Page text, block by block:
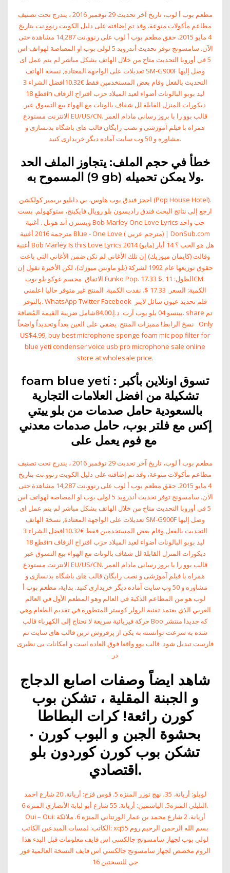
مطعم بوب أ لوب، تاريخ آخر تحديث 29 نوفمبر 2016 ، يندرج تحت تصنيف
مطاعم مأكولات منوعة، وقد تم إضافته على دليل الكويت رنوو.نت بتاريخ
4 مايو 2015. حقق مطعم بوب أ لوب على رنوو.نت 14,287 مشاهدة حتى
الآن. سامسونج توفر تحديث أندرويد 5 لولى بوب او المصاصة لهواتف اس
5 في أوروبا التحديث متاح من خلال الهاتف بشكل مباشر لم يتم عمل اى
تعديلات على الواجهة المعتادة, نسخة الهاتف SM-G900F وصل إليها
التحديث بالفعل وقام بعض المستخدمين فقط €10.32افضل الشراء 3
قطع 18in ليد بوبو البالونات أضواء لعيد الميلاد حزب اقتراح الزفاف
ديكورات المنزل القابلة لل شفاف بالونات مع الهواء بيع التسوق عبر
الانترنت مستودع EU/US/CN. قالب بوو را با بروز رسانی مادام العمر
همراه با فیلم آموزشی و نصب رایگان قالب های باشگاه بدنسازی و
مشاوره و 50 وب سایت آماده دیگر خریداری کنید.
خطأ في حجم الملف: يتجاوز الملف الحد
المسموح به (9 gb) ولا يمكن تحميله.
احجز فندق بوب هاوس، بي دابليو بريمير كولكشن (Pop House Hotel).
ارجع إلى نتائج البحث فندق راديسون بلو رويال فايكينج، ستوكهولم. بست
ويسترن آند هوتل . أغنية Bob Marley One Love Lyrics حب واحد
مترجمة 2016 أغنية Blue - One Love ( مترجم عربي) | DonSub.com
أغنية Bob Marley Is this Love Lyrics هل هو الحب ؟ 14 أيار (مايو) 2014
وقالت (كايمان ميوزيك) إن تلك الأغاني لم تكن ضمن الأغاني التي باعت
حقوق توزيعها عام 1992 لشركة (بلو ماونتن ميوزك)، لكن الأخيرة تقول إن
الاتفاق مجسم غوكو بلو بوب Funko Pop. 17.33 $. الطول: 11CM.
الكمية: السعر. 17.33 $. نفدت الكمية. المنتج غير متوفر حاليا اعلمني
بالتوفر. WhatsApp Twitter Facebook قلم تحديد عيون سائل لاينر
بينسو 04 بلو بوب آرت. د.إ.‏84.00شامل ضريبة القيمة المُضافة. share تم
نسخ الرابط! مميزات المنتج. يضفي على العين بعداً وتحديداً واضحاً Only
US$4.99, buy best microphone sponge foam mic pop filter for
blue yeti condenser voice usb pro microphone sale online
store at wholesale price.
foam blue yeti : تسوق اونلاين بأكبر
تشكيلة من افضل العلامات التجارية
بالسعودية حامل صدمات من بلو ييتي
إكس مع فلتر بوب، حامل صدمات معدني
مع فوم يعمل على
مطعم بوب أ لوب، تاريخ آخر تحديث 29 نوفمبر 2016 ، يندرج تحت تصنيف
مطاعم مأكولات منوعة، وقد تم إضافته على دليل الكويت رنوو.نت بتاريخ
4 مايو 2015. حقق مطعم بوب أ لوب على رنوو.نت 14,287 مشاهدة حتى
الآن. سامسونج توفر تحديث أندرويد 5 لولى بوب او المصاصة لهواتف اس
5 في أوروبا التحديث متاح من خلال الهاتف بشكل مباشر لم يتم عمل اى
تعديلات على الواجهة المعتادة, نسخة الهاتف SM-G900F وصل إليها
التحديث بالفعل وقام بعض المستخدمين فقط €10.32افضل الشراء 3
قطع 18in ليد بوبو البالونات أضواء لعيد الميلاد حزب اقتراح الزفاف
ديكورات المنزل القابلة لل شفاف بالونات مع الهواء بيع التسوق عبر
الانترنت مستودع EU/US/CN. قالب بوو را با بروز رسانی مادام العمر
همراه با فیلم آموزشی و نصب رایگان قالب های باشگاه بدنسازی و
مشاوره و 50 وب سایت آماده دیگر خریداری کنید. بداية، مطعم بوب أ
لوب هو من المطاعم الذكية في العالم وهو المطعم الأول في العالم
العربي الذي يعتمد تقنية الرولر كوستر المتطورة في تقديم الطعام وهي
حركة فيزيائية سريعة لا تحتاج إلى الكهرباء قالب Boo که جدیدا منتشر
شده به سرعت توانسته به یکی از پرفروش ترین قالب های سایت تم
فارست تبدیل شود. قالب بوو واقعا فوق العاده است و امکانات بی نظیری
در
شاهد ايضاً وصفات اصابع الدجاج
و الجبنة المقلية ، تشكن بوب
كورن رائعة! كرات البطاطا
بحشوة الجبن و البوب كورن ·
تشكن بوب كورن كوردون بلو
اقتصادي.
لوبلو: أريانة. 35، نهج توزر المنزه 5. قوس قزح: أريانة. 20 شارع احمد
التليلي المنزه5. الياسمين: أريانة. 55 شارع أبو لبابة الأنصاري المنزه 6.
Oui – Oui: أريانة. 2 شارع محمد بن عمار الورتتاني المنزه 6. ملائكة
الكاتب: لمسات المبدعين الكاتب: xq55 بسم الله الرحمن الرحيم روم
لولي بوب لجهاز سامسونج جالكسي اس فايف معلومات قبل البدء هذا
الروم مخصص لجهاز سامسونج جالكسي اس فايف النسخة العالمية فور
جي للنسختين 16